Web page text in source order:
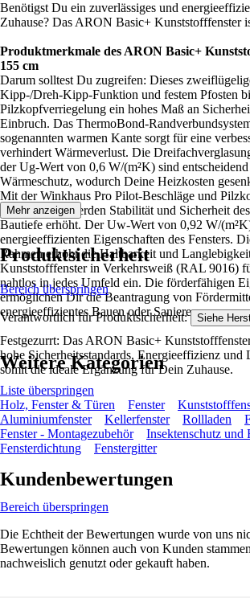
Benötigst Du ein zuverlässiges und
Zuhause? Das ARON Basic+ Kunststofffenster
Produktmerkmale des ARON Basic+
155 cm
Darum solltest Du zugreifen: Dieses
Kipp-/Dreh-Kipp-Funktion und festem Pfosten
Pilzkopfverriegelung ein hohes Maß an
Einbruch. Das ThermoBond-
sogenannten warmen Kante sorgt für eine
verhindert Wärmeverlust. Die
der Ug-Wert von 0,6 W/(m²K) sind
Wärmeschutz, wodurch Deine Heizkosten
Mit der Winkhaus Pro Pilot-Beschläge und
Verriegelung werden Stabilität und Sicherheit
Bautiefe erhöht. Der Uw-Wert von 0,92 W/
energieeffizienten Eigenschaften des Fensters.
Rahmen erhöht die Haltbarkeit und
Kunststofffenster in Verkehrsweiß (RAL 9016)
nahtlos in jedes Umfeld ein. Die förderfähigen
ermöglichen Dir die Beantragung von
energieeffizientes Bauen oder Sanieren.
Festgezurrt: Das ARON Basic+
hohe Sicherheitsstandards, Energieeffizienz
somit die ideale Ergänzung für Dein Zuhause.
Mehr anzeigen
Produktsicherheit
Bereich überspringen
Verantwortlich für Produktsicherheit: Siehe
Weitere Kategorien
Liste überspringen
Holz, Fenster & Türen
Fenster
Aluminiumfenster
Kellerfenster Rollladen
Fenster - Montagezubehör
Insektenschutz und
Fensterdichtung
Fenstergitter
Kundenbewertungen
Bereich überspringen
Die Echtheit der Bewertungen wurde von uns
Bewertungen können auch von Kunden
nachweislich genutzt oder gekauft haben.